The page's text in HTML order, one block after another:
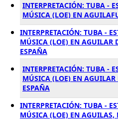
INTERPRETACIÓN: TUBA -
MÚSICA (LOE) EN
INTERPRETACIÓN: TUBA -
MÚSICA (LOE) EN AGUILAR
ESPAÑA
INTERPRETACIÓN: TUBA -
MÚSICA (LOE) EN AGUILAR
ESPAÑA
INTERPRETACIÓN: TUBA -
MÚSICA (LOE) EN AGUILAS,